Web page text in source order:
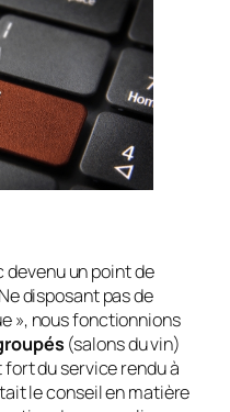
devenu un point de
disposant pas de
», nous fonctionnions
(salons du vin)
fort du service rendu à
le conseil en matière